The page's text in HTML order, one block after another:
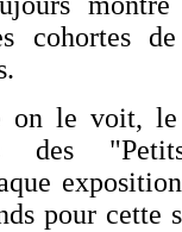
cohortes
voit, le
des
pour cette